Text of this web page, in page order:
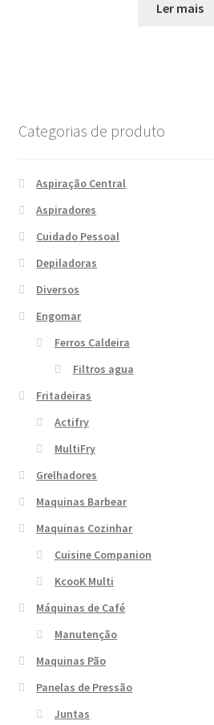
Ler mais
Categorias de produto
Aspiração Central
Aspiradores
Cuidado Pessoal
Depiladoras
Diversos
Engomar
Ferros Caldeira
Filtros agua
Fritadeiras
Actifry
MultiFry
Grelhadores
Maquinas Barbear
Maquinas Cozinhar
Cuisine Companion
KcooK Multi
Máquinas de Café
Manutenção
Maquinas Pão
Panelas de Pressão
Juntas